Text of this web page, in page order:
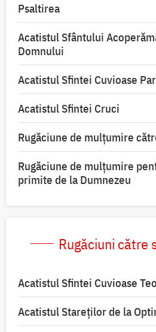
Psaltirea
Acatistul Sfântului
Domnului
Acatistul Sfintei Cuvioase
Acatistul Sfintei Cruci
Rugăciune de mulţumire
Rugăciune de mulțumire
primite de la Dumnezeu
Rugăciuni către
Acatistul Sfintei Cuvioase
Acatistul Stareţilor de la